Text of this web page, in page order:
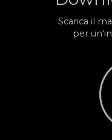
Scarica il
per